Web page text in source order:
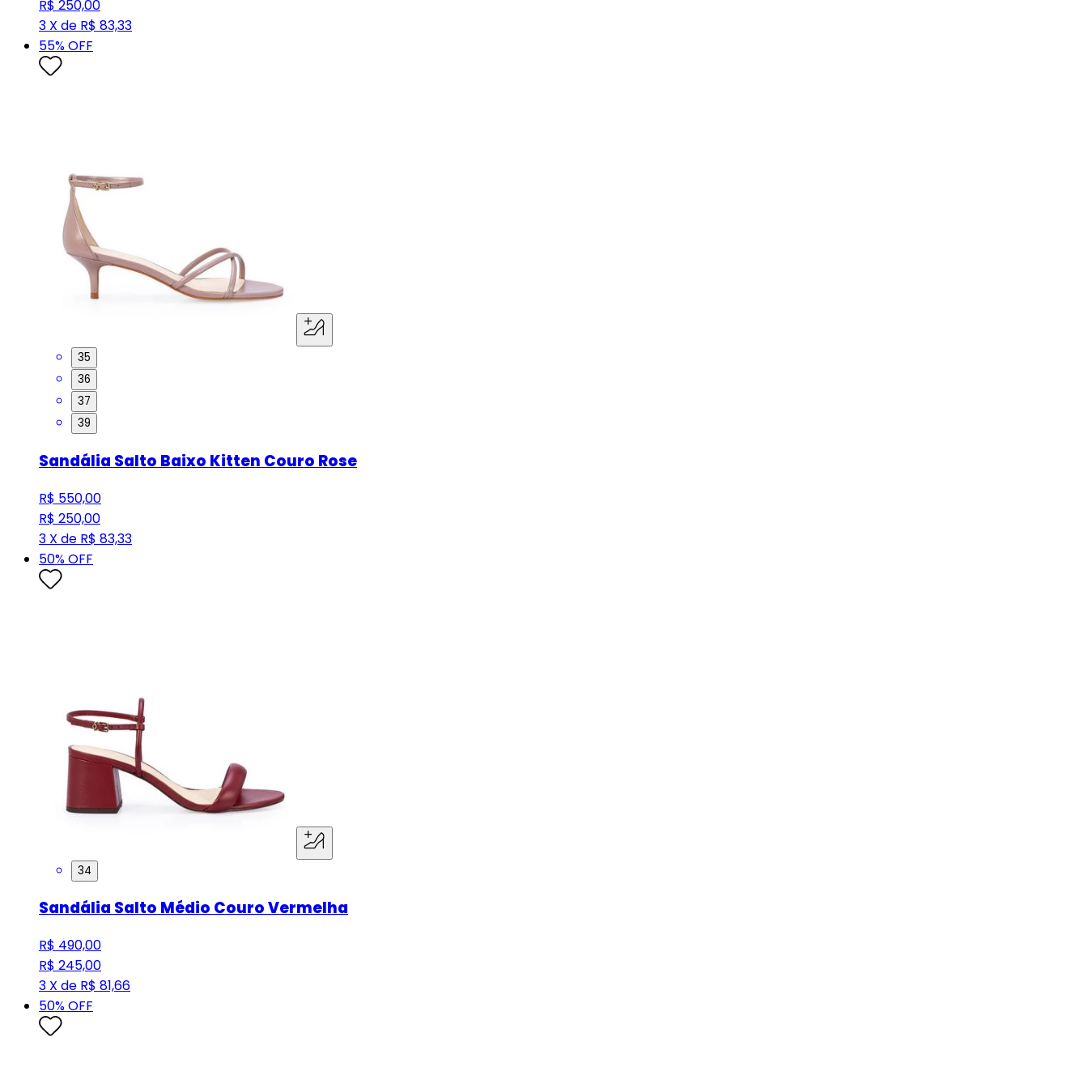
R$ 250,00
3 X de R$ 83,33
55% OFF
35
36
37
39
Sandália Salto Baixo Kitten Couro Rose
R$ 550,00
R$ 250,00
3 X de R$ 83,33
50% OFF
34
Sandália Salto Médio Couro Vermelha
R$ 490,00
R$ 245,00
3 X de R$ 81,66
50% OFF